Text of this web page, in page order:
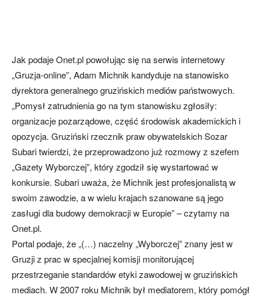
Jak podaje Onet.pl powołując się na serwis internetowy
„Gruzja-online”, Adam Michnik kandyduje na stanowisko
dyrektora generalnego gruzińskich mediów państwowych.
„Pomysł zatrudnienia go na tym stanowisku zgłosiły:
organizacje pozarządowe, część środowisk akademickich i
opozycja. Gruziński rzecznik praw obywatelskich Sozar
Subari twierdzi, że przeprowadzono już rozmowy z szefem
„Gazety Wyborczej”, który zgodził się wystartować w
konkursie. Subari uważa, że Michnik jest profesjonalistą w
swoim zawodzie, a w wielu krajach szanowane są jego
zasługi dla budowy demokracji w Europie” – czytamy na
Onet.pl.
Portal podaje, że „(…) naczelny „Wyborczej” znany jest w
Gruzji z prac w specjalnej komisji monitorującej
przestrzeganie standardów etyki zawodowej w gruzińskich
mediach. W 2007 roku Michnik był mediatorem, który pomógł